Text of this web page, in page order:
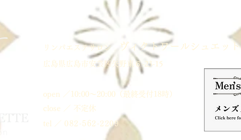
​リンパエステサロン ヴィクトワールシュエット
広島県広島市安芸区矢野東６-23-15
close ／ 不定休
open ／10:00～20:00（最終受付18時）
tel ／ 082-562-2209